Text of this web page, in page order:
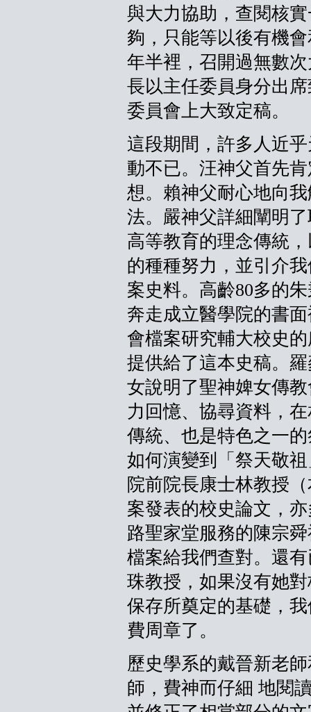
與大力協助，查閱核
夠，只能等以後有機
年半裡，召開過無數
長以主任委員身分出
委員會上大致定稿。
這段期間，許多人近
動不已。汪神父首先
想。賴神父耐心地向
法。嚴神父詳細闡明
高等教育的理念傳統
的種種努力，並引介
案史料。高齡80多的
奔走成立醫學院的書
會檔案研究輔大校史
提供給了這本史稿。
女說明了聖神婢女傳
力回憶、協尋資料，
傳統、也是特色之一
如何演變到「祭天敬
院前院長康士林教授
案發表的校史論文，
路聖家堂服務的陳宗
檔案給我們查對。還
珠教授，如果沒有她
保存所奠定的基礎，
費周章了。
歷史學系的戴晉新老
師，費神而仔細 地閱